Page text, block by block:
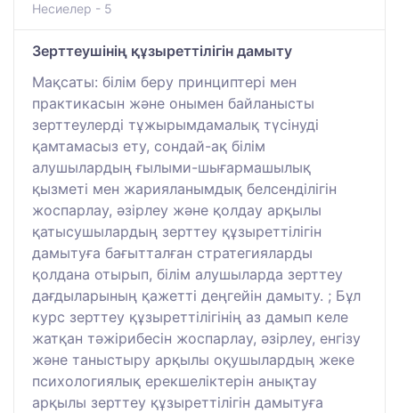
Несиелер - 5
Зерттеушінің құзыреттілігін дамыту
Мақсаты: білім беру принциптері мен
практикасын және онымен байланысты
зерттеулерді тұжырымдамалық түсінуді
қамтамасыз ету, сондай-ақ білім
алушылардың ғылыми-шығармашылық
қызметі мен жарияланымдық белсенділігін
жоспарлау, әзірлеу және қолдау арқылы
қатысушылардың зерттеу құзыреттілігін
дамытуға бағытталған стратегияларды
қолдана отырып, білім алушыларда зерттеу
дағдыларының қажетті деңгейін дамыту. ; Бұл
курс зерттеу құзыреттілігінің аз дамып келе
жатқан тәжірибесін жоспарлау, әзірлеу, енгізу
және таныстыру арқылы оқушылардың жеке
психологиялық ерекшеліктерін анықтау
арқылы зерттеу құзыреттілігін дамытуға